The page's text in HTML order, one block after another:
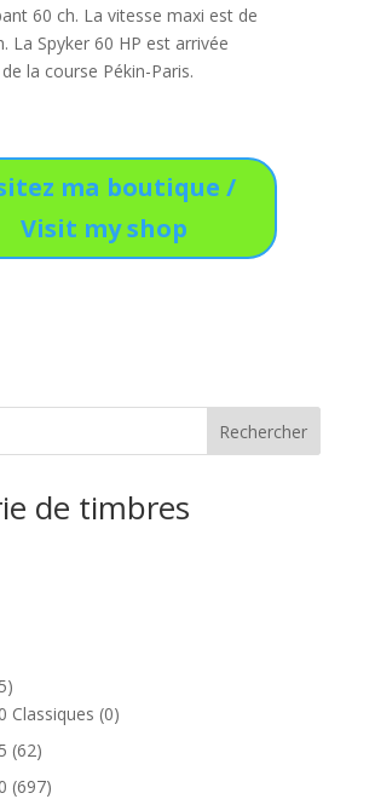
60 ch. La vitesse maxi est de
La Spyker 60 HP est arrivée
la course Pékin-Paris.
ma boutique /
Visit my shop
de timbres
1185
produits
Classiques 00
6262
produits
697697